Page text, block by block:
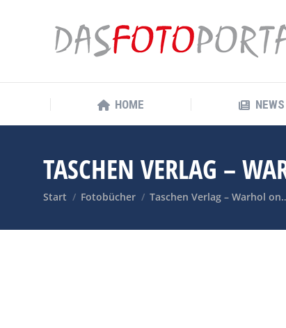
HOME NEWS
TASCHEN VERLAG –
Sie befinden sich hier:
Start Fotobücher Taschen Verlag – Warhol
HOME NEWS